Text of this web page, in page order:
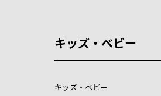
キッズ・ベビー
キッズ・ベビー